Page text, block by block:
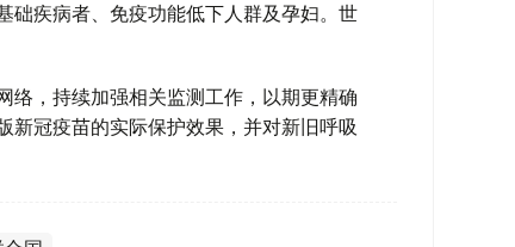
础疾病者、免疫功能低下人群及孕妇。世
络，持续加强相关监测工作，以期更精确
新冠疫苗的实际保护效果，并对新旧呼吸